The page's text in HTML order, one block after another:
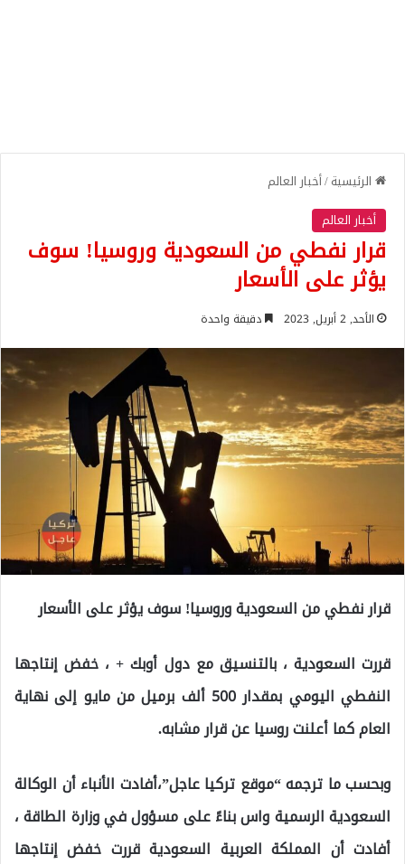
الرئيسية/أخبار العالم
أخبار العالم
قرار نفطي من السعودية وروسيا! سوف
يؤثر على الأسعار
الأحد, 2 أبريل, 2023 دقيقة واحدة
قرار نفطي من السعودية وروسيا! سوف يؤثر على الأسعار
قررت السعودية ، بالتنسيق مع دول أوبك + ، خفض إنتاجها
النفطي اليومي بمقدار 500 ألف برميل من مايو إلى نهاية
العام كما أعلنت روسيا عن قرار مشابه.
وبحسب ما ترجمه “موقع تركيا عاجل”،أفادت الأنباء أن الوكالة
السعودية الرسمية واس بناءً على مسؤول في وزارة الطاقة ،
أفادت أن المملكة العربية السعودية قررت خفض إنتاجها